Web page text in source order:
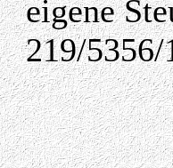
eigene
219/5356/